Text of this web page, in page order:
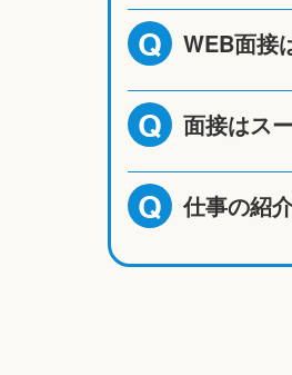
Q WEB面接
Q 面接はス
Q 仕事の紹